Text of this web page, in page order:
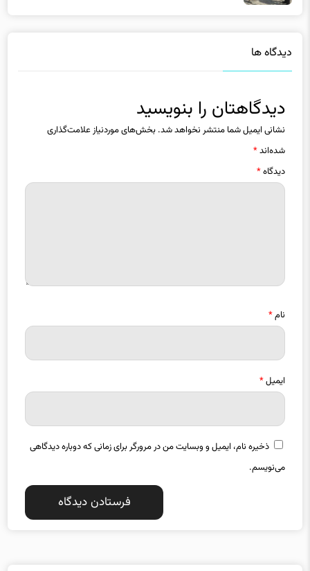
دیدگاه ها
دیدگاهتان را بنویسید
نشانی ایمیل شما منتشر نخواهد شد. بخش‌های موردنیاز علامت‌گذاری
شده‌اند*
دیدگاه*
نام*
ایمیل*
ذخیره نام، ایمیل و وبسایت من در مرورگر برای زمانی که دوباره دیدگاهی
می‌نویسم.